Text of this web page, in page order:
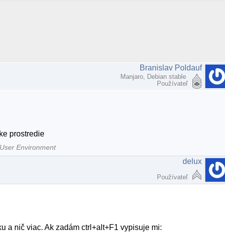
Branislav Poldauf
Manjaro, Debian stable
Používateľ
prostredie
Environment
delux
Používateľ
a nič viac. Ak zadám ctrl+alt+F1 vypisuje mi: